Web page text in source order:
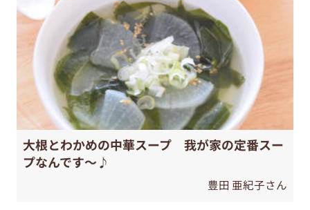
大根とわかめの中華スープ 我が家の定番スー
プなんです～♪
豊田 亜紀子さん